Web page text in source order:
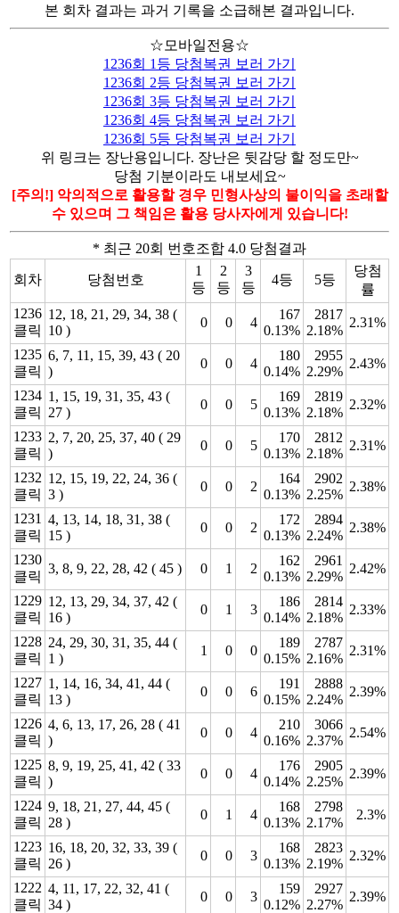
본 회차 결과는 과거 기록을 소급해본 결과입니다.
☆모바일전용☆
1236회 1등 당첨복권 보러 가기
1236회 2등 당첨복권 보러 가기
1236회 3등 당첨복권 보러 가기
1236회 4등 당첨복권 보러 가기
1236회 5등 당첨복권 보러 가기
위 링크는 장난용입니다. 장난은 뒷감당 할 정도만~
당첨 기분이라도 내보세요~
[주의!] 악의적으로 활용할 경우 민형사상의 불이익을 초래할
수 있으며 그 책임은 활용 당사자에게 있습니다!
* 최근 20회 번호조합 4.0 당첨결과
회차 당첨번호
1
등
2
등
3
등
4등 5등
당첨
률
1236
클릭
12, 18, 21, 29, 34, 38 (
10 )
0 0 4
167
0.13%
2817
2.18%
2.31%
1235
클릭
6, 7, 11, 15, 39, 43 ( 20
)
0 0 4
180
0.14%
2955
2.29%
2.43%
1234
클릭
1, 15, 19, 31, 35, 43 (
27 )
0 0 5
169
0.13%
2819
2.18%
2.32%
1233
클릭
2, 7, 20, 25, 37, 40 ( 29
)
0 0 5
170
0.13%
2812
2.18%
2.31%
1232
클릭
12, 15, 19, 22, 24, 36 (
3 )
0 0 2
164
0.13%
2902
2.25%
2.38%
1231
클릭
4, 13, 14, 18, 31, 38 (
15 )
0 0 2
172
0.13%
2894
2.24%
2.38%
1230
클릭
3, 8, 9, 22, 28, 42 ( 45 ) 0 1 2
162
0.13%
2961
2.29%
2.42%
1229
클릭
12, 13, 29, 34, 37, 42 (
16 )
0 1 3
186
0.14%
2814
2.18%
2.33%
1228
클릭
24, 29, 30, 31, 35, 44 (
1 )
1 0 0
189
0.15%
2787
2.16%
2.31%
1227
클릭
1, 14, 16, 34, 41, 44 (
13 )
0 0 6
191
0.15%
2888
2.24%
2.39%
1226
클릭
4, 6, 13, 17, 26, 28 ( 41
)
0 0 4
210
0.16%
3066
2.37%
2.54%
1225
클릭
8, 9, 19, 25, 41, 42 ( 33
)
0 0 4
176
0.14%
2905
2.25%
2.39%
1224
클릭
9, 18, 21, 27, 44, 45 (
28 )
0 1 4
168
0.13%
2798
2.17%
2.3%
1223
클릭
16, 18, 20, 32, 33, 39 (
26 )
0 0 3
168
0.13%
2823
2.19%
2.32%
1222
클릭
4, 11, 17, 22, 32, 41 (
34 )
0 0 3
159
0.12%
2927
2.27%
2.39%